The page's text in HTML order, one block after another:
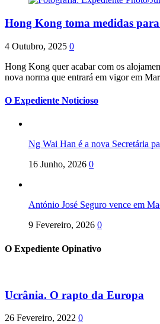
Hong Kong toma medidas
4 Outubro, 2025 0
Hong Kong quer acabar com os
nova norma que entrará em vigor em
O Expediente Noticioso
Ng Wai Han é a nova Secretária
16 Junho, 2026 0
António José Seguro vence em
9 Fevereiro, 2026 0
O Expediente Opinativo
Ucrânia. O rapto da Europa
26 Fevereiro, 2022 0